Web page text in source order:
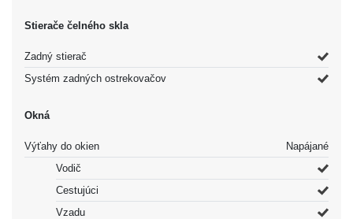
Stierače čelného skla
Zadný stierač
Systém zadných ostrekovačov
Okná
Výťahy do okien
Napájané
Vodič
Cestujúci
Vzadu